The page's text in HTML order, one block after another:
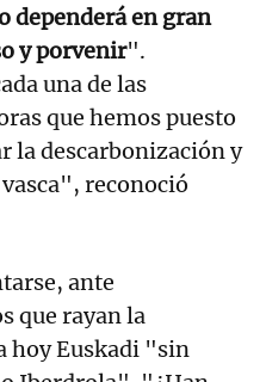
dependerá en gran
y porvenir".
una de las
que hemos puesto
la descarbonización y
reconoció
ante
que rayan la
hoy Euskadi "sin